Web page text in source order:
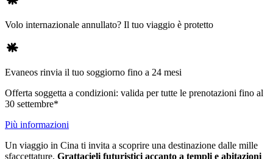
Volo internazionale annullato? Il tuo viaggio è protetto
Evaneos rinvia il tuo soggiorno fino a 24 mesi
Offerta soggetta a condizioni: valida per tutte le prenotazioni fino al
30 settembre*
Più informazioni
Un viaggio in Cina ti invita a scoprire una destinazione dalle mille
sfaccettature. Grattacieli futuristici accanto a templi e abitazioni